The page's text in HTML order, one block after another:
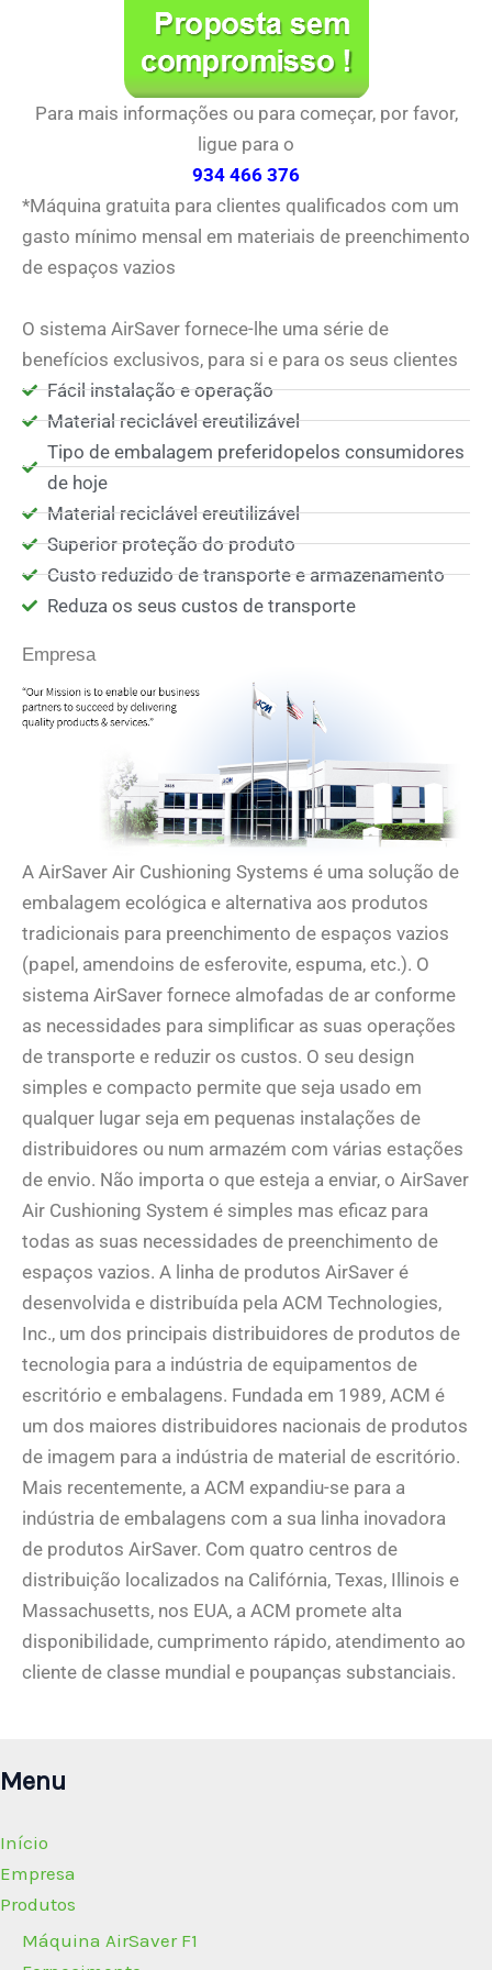
Para mais informações ou para começar, por favor,
ligue para o
934 466 376
*Máquina gratuita para clientes qualificados com um
gasto mínimo mensal em materiais de preenchimento
de espaços vazios
O sistema AirSaver fornece-lhe uma série de
benefícios exclusivos, para si e para os seus clientes
Fácil instalação e operação
Material reciclável ereutilizável
Tipo de embalagem preferidopelos consumidores
de hoje
Material reciclável ereutilizável
Superior proteção do produto
Custo reduzido de transporte e armazenamento
Reduza os seus custos de transporte
Empresa
A AirSaver Air Cushioning Systems é uma solução de
embalagem ecológica e alternativa aos produtos
tradicionais para preenchimento de espaços vazios
(papel, amendoins de esferovite, espuma, etc.). O
sistema AirSaver fornece almofadas de ar conforme
as necessidades para simplificar as suas operações
de transporte e reduzir os custos. O seu design
simples e compacto permite que seja usado em
qualquer lugar seja em pequenas instalações de
distribuidores ou num armazém com várias estações
de envio. Não importa o que esteja a enviar, o AirSaver
Air Cushioning System é simples mas eficaz para
todas as suas necessidades de preenchimento de
espaços vazios. A linha de produtos AirSaver é
desenvolvida e distribuída pela ACM Technologies,
Inc., um dos principais distribuidores de produtos de
tecnologia para a indústria de equipamentos de
escritório e embalagens. Fundada em 1989, ACM é
um dos maiores distribuidores nacionais de produtos
de imagem para a indústria de material de escritório.
Mais recentemente, a ACM expandiu-se para a
indústria de embalagens com a sua linha inovadora
de produtos AirSaver. Com quatro centros de
distribuição localizados na Califórnia, Texas, Illinois e
Massachusetts, nos EUA, a ACM promete alta
disponibilidade, cumprimento rápido, atendimento ao
cliente de classe mundial e poupanças substanciais.
Menu
Início
Empresa
Produtos
Máquina AirSaver F1